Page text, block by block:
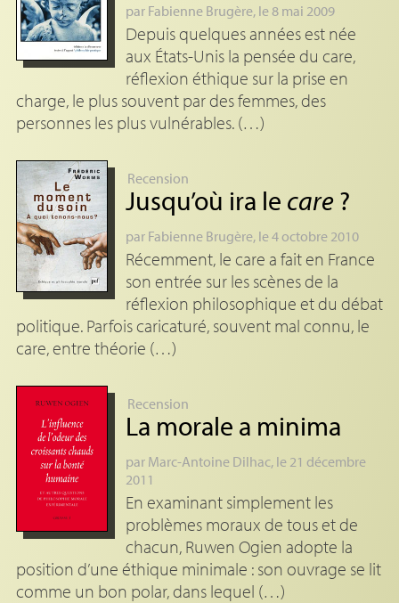
par Fabienne Brugère, le 8 mai 2009
Depuis quelques années est née
aux États-Unis la pensée du care,
réflexion éthique sur la prise en
charge, le plus souvent par des femmes, des
personnes les plus vulnérables. (…)
Recension
Jusqu’où ira le care?
par Fabienne Brugère, le 4 octobre 2010
Récemment, le care a fait en France
son entrée sur les scènes de la
réflexion philosophique et du débat
politique. Parfois caricaturé, souvent mal connu, le
care, entre théorie (…)
Recension
La morale a minima
par Marc-Antoine Dilhac, le 21 décembre
2011
En examinant simplement les
problèmes moraux de tous et de
chacun, Ruwen Ogien adopte la
position d’une éthique minimale : son ouvrage se lit
comme un bon polar, dans lequel (…)